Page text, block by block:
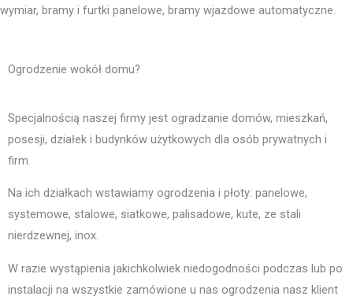
wymiar, bramy i furtki panelowe, bramy wjazdowe automatyczne.
Ogrodzenie wokół domu?
Specjalnością naszej firmy jest ogradzanie domów, mieszkań,
posesji, działek i budynków użytkowych dla osób prywatnych i
firm.
Na ich działkach wstawiamy ogrodzenia i płoty: panelowe,
systemowe, stalowe, siatkowe, palisadowe, kute, ze stali
nierdzewnej, inox.
W razie wystąpienia jakichkolwiek niedogodności podczas lub po
instalacji na wszystkie zamówione u nas ogrodzenia nasz klient